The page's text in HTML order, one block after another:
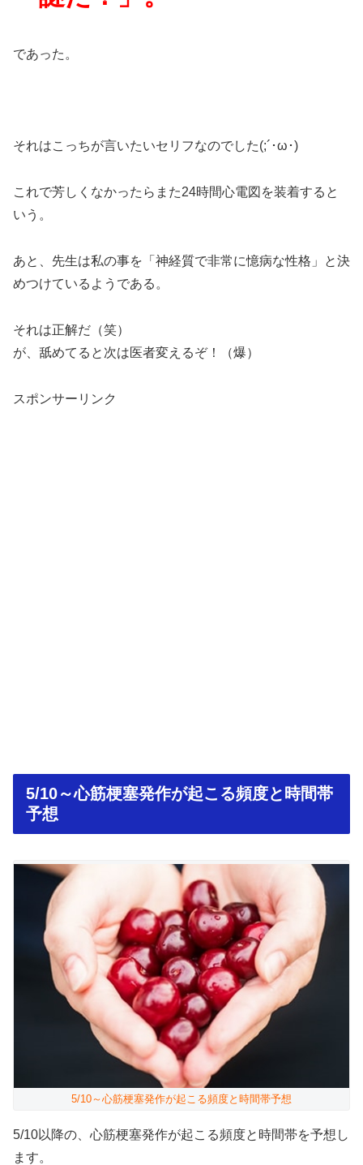
であった。
それはこっちが言いたいセリフなのでした(;´･ω･)
これで芳しくなかったらまた24時間心電図を装着すると
いう。
あと、先生は私の事を「神経質で非常に憶病な性格」と決
めつけているようである。
それは正解だ（笑）
が、舐めてると次は医者変えるぞ！（爆）
スポンサーリンク
5/10～心筋梗塞発作が起こる頻度と時間帯
予想
5/10～心筋梗塞発作が起こる頻度と時間帯予想
5/10以降の、心筋梗塞発作が起こる頻度と時間帯を予想し
ます。